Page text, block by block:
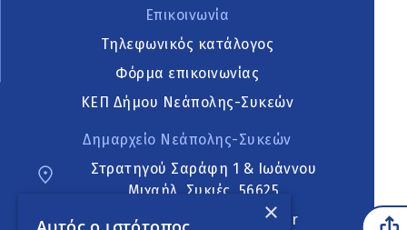
Επικοινωνία
Τηλεφωνικός κατάλογος
Φόρμα επικοινωνίας
ΚΕΠ Δήμου Νεάπολης-Συκεών
Δημαρχείο Νεάπολης-Συκεών
Στρατηγού Σαράφη 1 & Ιωάννου
Μιχαήλ, Συκιές, 56625
neapoli.sykies@ddt.gov.gr
×